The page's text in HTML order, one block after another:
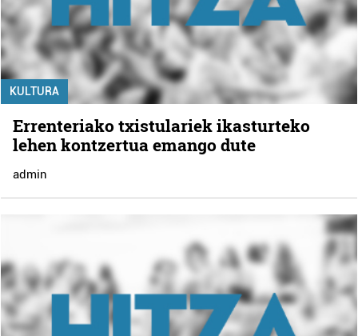
KULTURA
Errenteriako txistulariek ikasturteko
lehen kontzertua emango dute
admin